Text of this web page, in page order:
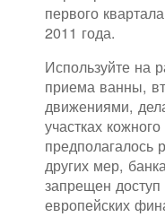
первого
2011 года.
Используйте на
приема ванны,
движениями,
участках
предполагалось
других мер,
запрещен
европейских